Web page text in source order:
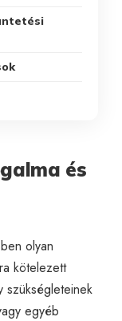
és
olyan
kötelezett
szükségleteinek
egyéb